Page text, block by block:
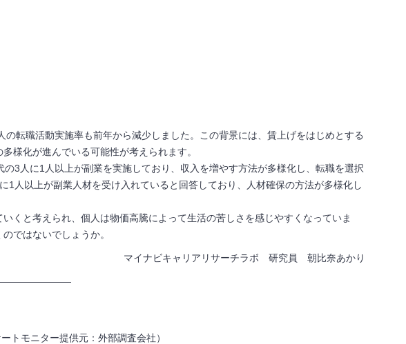
転職活動実施率も前年から減少しました。この背景には、賃上げをはじめとする
様化が進んでいる可能性が考えられます。
3人に1人以上が副業を実施しており、収入を増やす方法が多様化し、転職を選択
人以上が副業人材を受け入れていると回答しており、人材確保の方法が多様化し
くと考えられ、個人は物価高騰によって生活の苦しさを感じやすくなっていま
ではないでしょうか。
マイナビキャリアリサーチラボ 研究員 朝比奈あかり
トモニター提供元：外部調査会社）